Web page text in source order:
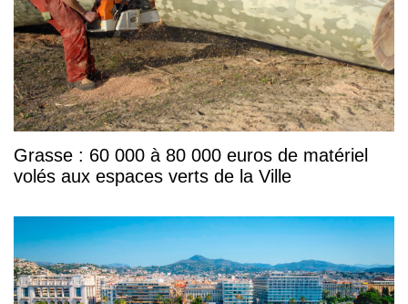
Grasse : 60 000 à 80 000 euros de matériel
volés aux espaces verts de la Ville